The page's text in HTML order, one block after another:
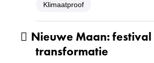
Klimaatproof
Nieuwe Maan:
transformatie